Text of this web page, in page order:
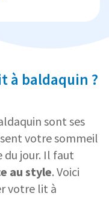
à baldaquin ?
sont ses
votre sommeil
jour. Il faut
au style. Voici
votre lit à